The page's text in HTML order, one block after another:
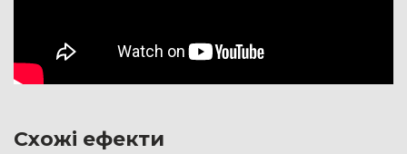
Схожі ефекти